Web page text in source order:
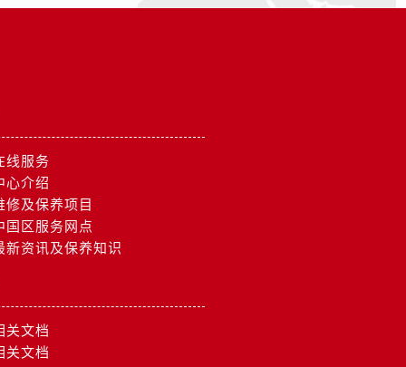
线服务
心介绍
修及保养项目
国区服务网点
新资讯及保养知识
关文档
关文档